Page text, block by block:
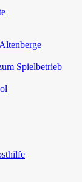
Spielbetrieb